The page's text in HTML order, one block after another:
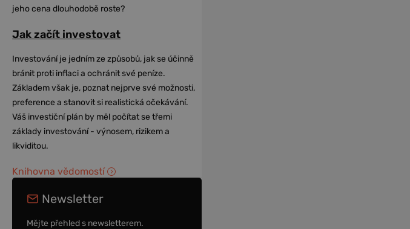
jeho cena dlouhodobě roste?
Jak začít investovat
Investování je jedním ze způsobů, jak se účinně
bránit proti inflaci a ochránit své peníze.
Základem však je, poznat nejprve své možnosti,
preference a stanovit si realistická očekávání.
Váš investiční plán by měl počítat se třemi
základy investování - výnosem, rizikem a
likviditou.
Knihovna vědomostí
Newsletter
Mějte přehled s newsletterem.